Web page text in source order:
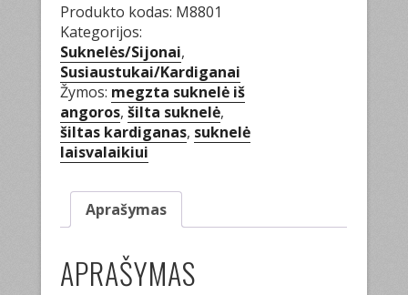
Produkto kodas: M8801
Kategorijos:
Suknelės/Sijonai,
Susiaustukai/Kardiganai
Žymos: megzta suknelė iš
angoros,šilta suknelė,
šiltas kardiganas, suknelė
laisvalaikiui
Aprašymas
APRAŠYMAS